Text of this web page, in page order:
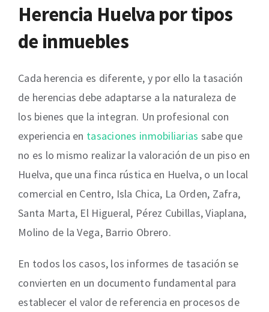
Herencia Huelva por tipos
de inmuebles
Cada herencia es diferente, y por ello la tasación
de herencias debe adaptarse a la naturaleza de
los bienes que la integran. Un profesional con
experiencia en tasaciones inmobiliarias sabe que
no es lo mismo realizar la valoración de un piso en
Huelva, que una finca rústica en Huelva, o un local
comercial en Centro, Isla Chica, La Orden, Zafra,
Santa Marta, El Higueral, Pérez Cubillas, Viaplana,
Molino de la Vega, Barrio Obrero.
En todos los casos, los informes de tasación se
convierten en un documento fundamental para
establecer el valor de referencia en procesos de